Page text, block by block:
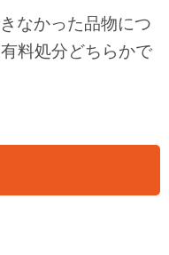
なかった品物につ
料処分どちらかで